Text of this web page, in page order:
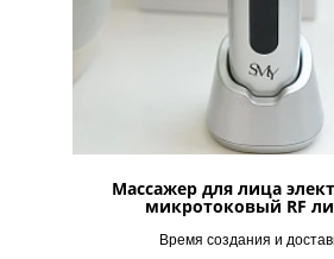
Массажер для лица
микротоковый RF
Время создания и